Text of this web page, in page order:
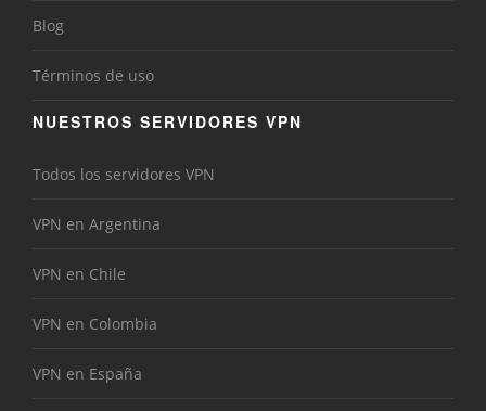
Blog
Términos de uso
NUESTROS SERVIDORES VPN
Todos los servidores VPN
VPN en Argentina
VPN en Chile
VPN en Colombia
VPN en España